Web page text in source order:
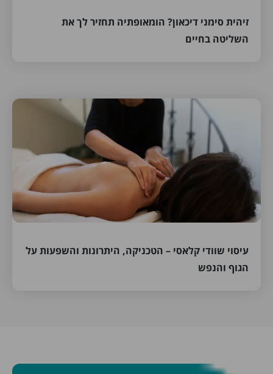
זיהית סימני דיכאון? הומאופתיה תחזיר לך את
השליטה בחיים
עיסוי שוודי קלאסי – הטכניקה, היתרונות והשפעות על
הגוף והנפש